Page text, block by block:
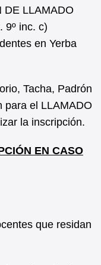
DE LLAMADO
9º inc. c)
en Yerba
Tacha, Padrón
para el LLAMADO
la inscripción.
EN CASO
que residan